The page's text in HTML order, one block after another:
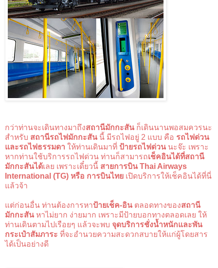
กว่าท่านจะเดินทางมาถึงสถานีมักกะสัน ก็เดินนานพอสมควรนะ
สำหรับ สถานีรถไฟมักกะสัน นี้ มีรถไฟอยู่ 2 แบบ คือ รถไฟด่วน
และรถไฟธรรมดา ให้ท่านเดินมาที่ ป้ายรถไฟด่วน นะจ๊ะ เพราะ
หากท่านใช้บริการรถไฟด่วน ท่านก็สามารถเช็คอินได้ที่สถานี
มักกะสันได้เลย เพราะเดี๋ยวนี้ สายการบิน Thai Airways
International (TG) หรือ การบินไทย เปิดบริการให้เช็คอินได้ที่นี่
แล้วจ้า
แต่ก่อนอื่น ท่านต้องการหาป้ายเช็ค-อิน ตลอดทางของสถานี
มักกะสัน หาไม่ยาก ง่ายมาก เพราะมีป้ายบอกทางตลอดเลย ให้
ท่านเดินตามไปเรือยๆ แล้วจะพบ จุดบริการชั่งน้ำหนักและพัน
กระเป๋าสัมภาระ ที่จะอำนวยความสะดวกสบายให้แก่ผู้โดยสาร
ได้เป็นอย่างดี